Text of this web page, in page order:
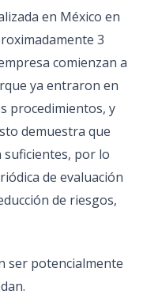
en México en
3
comienzan a
ya entraron en
procedimientos, y
demuestra que
suficientes, por lo
de evaluación
de riesgos,
ser potencialmente